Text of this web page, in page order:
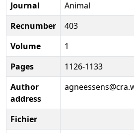
Journal
Animal
Recnumber
403
Volume
1
Pages
1126-1133
Author
address
Fichier